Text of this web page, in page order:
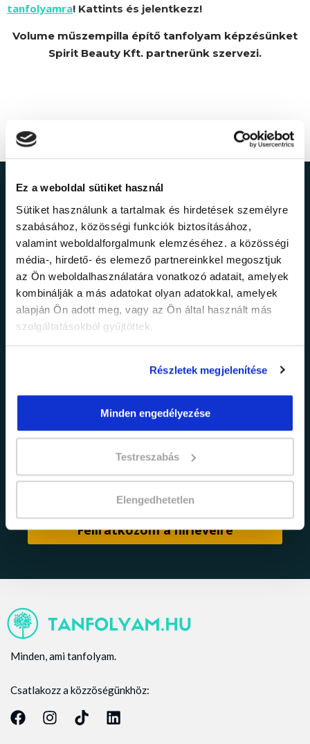
Ez a weboldal sütiket használ
Sütiket használunk a tartalmak és hirdetések személyre
szabásához, közösségi funkciók biztosításához,
valamint weboldalforgalmunk elemzéséhez. a közösségi
média-, hirdető- és elemező partnereinkkel megosztjuk
az Ön weboldalhasználatára vonatkozó adatait, amelyek
kombinálják a más adatokat olyan adatokkal, amelyek
alapján Ön adott meg, vagy az Ön által használt más
szolgáltatásokból gyűjtöttek.
Részletek megjelenítése
Minden engedélyezése
Testreszabás
Elengedhetetlen
tanfolyamra! Kattints és jelentkezz!
Volume műszempilla építő tanfolyam képzésünket
Spirit Beauty Kft. partnerünk szervezi.
Ne maradj le a
legfrissebb
információkról!
Értesülj elsőként legújabb tanfolyamainkról,
legfrissebb híreinkről és időszakos
Elfogadom azadatkezelési tájékoztatóban
Minden, ami tanfolyam.
Csatlakozz a közzöségünkhöz: